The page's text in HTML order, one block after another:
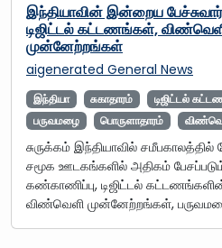
இந்தியாவின் இன்றைய
டிஜிட்டல் கட்டணங்கள்,
முன்னேற்றங்கள்
aigenerated General News
இந்தியா சுகாதாரம் டிஜிட்டல்
பருவமழை
பொருளாதாரம்
சுருக்கம் இந்தியாவில்
சமூக ஊடகங்களில் அதிகம்
கண்காணிப்பு, டிஜிட்டல் கட்டணங்களின்
விண்வெளி முன்னேற்றங்கள்,